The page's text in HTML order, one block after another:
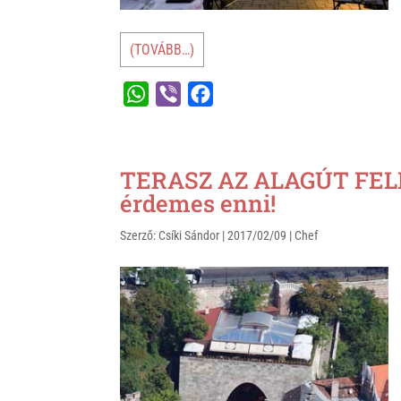
(TOVÁBB…)
W
t
s
p
p
r
b
o
k
TERASZ AZ ALAGÚT
érdemes enni!
Szerző: Csíki Sándor |2017/02/09 | Chef